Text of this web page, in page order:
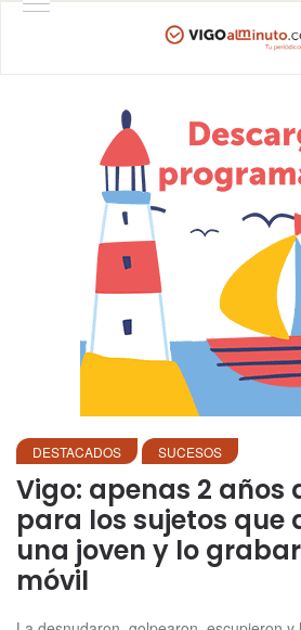
DESTACADOS SUCESOS
Vigo: apenas 2 años
para los sujetos que
una joven y lo
móvil